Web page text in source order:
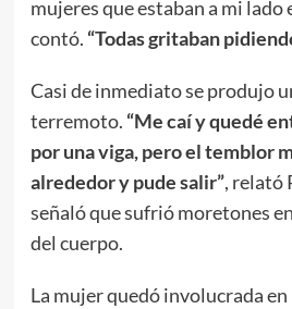
mujeres que estaban a mi lado
contó. “Todas gritaban
Casi de inmediato se produjo
terremoto. “Me caí y quedé
por una viga, pero el temblor
alrededor y pude salir”, relató
señaló que sufrió moretones
del cuerpo.
La mujer quedó involucrada en